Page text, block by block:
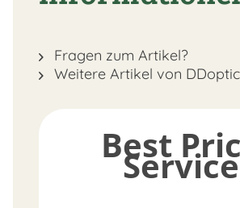
Fragen zum Artikel?
Weitere Artikel von
Best
Service